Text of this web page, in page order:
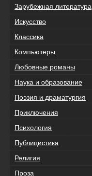
Зарубежная литература
Искусство
Классика
Компьютеры
Любовные романы
Наука и образование
Поэзия и драматургия
Приключения
Психология
Публицистика
Религия
Проза